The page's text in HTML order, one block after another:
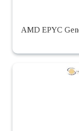
AMD EPYC